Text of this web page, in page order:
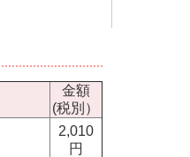
金額
(税別）
2,010
円